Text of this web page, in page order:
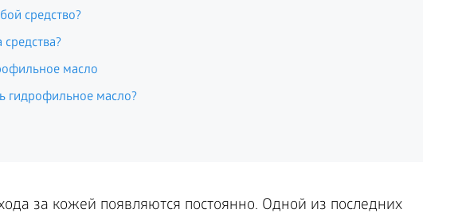
средство?
масло
гидрофильное масло?
за кожей появляются постоянно. Одной из последних